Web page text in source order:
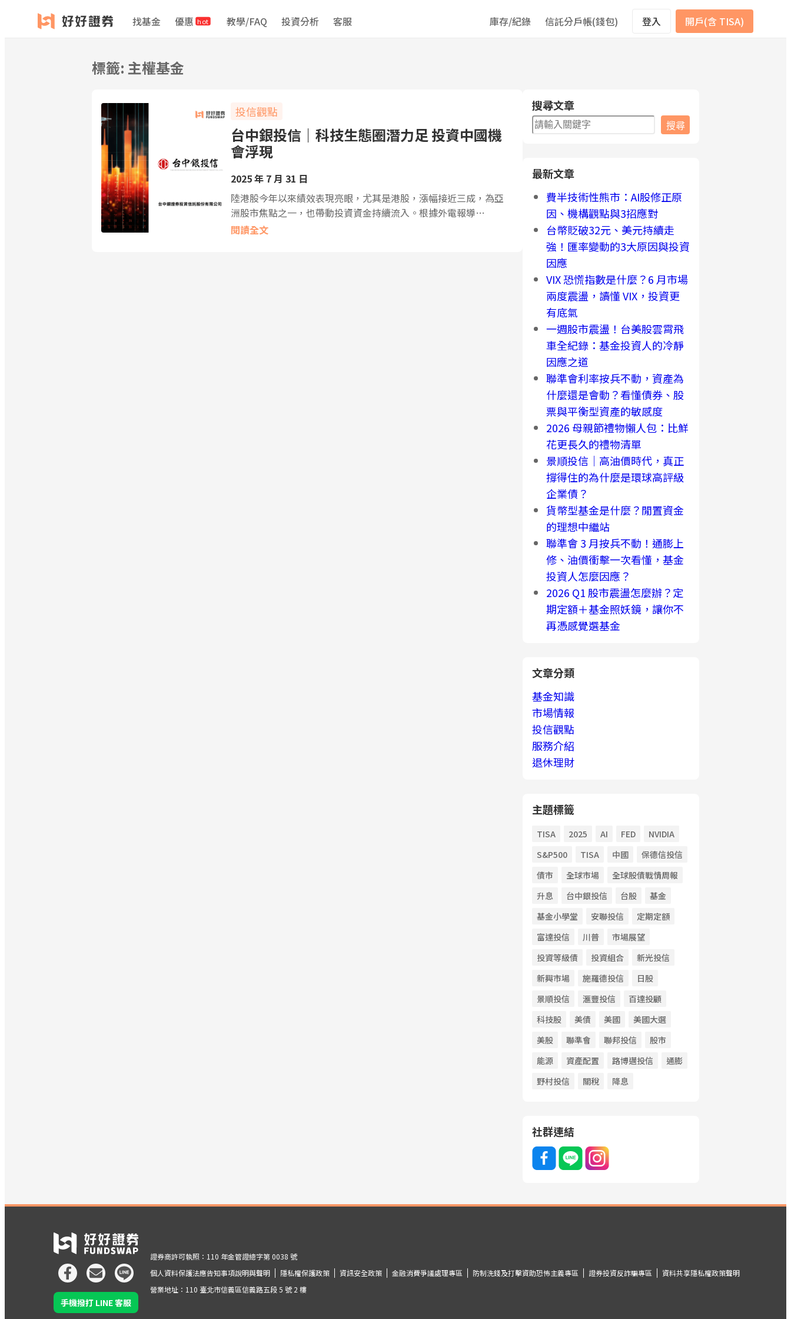
找基金 優惠 hot 教學/FAQ 投資分析 客服 庫存/紀錄 信託分戶帳(錢包) 登入 開戶(含 TISA)
標籤: 主權基金
投信觀點
台中銀投信｜科技生態圈潛力足 投資中國機
會浮現
2025 年 7 月 31 日
陸港股今年以來績效表現亮眼，尤其是港股，漲幅接近三成，為亞
洲股市焦點之一，也帶動投資資金持續流入。根據外電報導…
閱讀全文
搜尋文章
搜
尋
搜尋
最新文章
費半技術性熊市：AI股修正原
因、機構觀點與3招應對
台幣貶破32元、美元持續走
強！匯率變動的3大原因與投資
因應
VIX 恐慌指數是什麼？6 月市場
兩度震盪，讀懂 VIX，投資更
有底氣
一週股市震盪！台美股雲霄飛
車全紀錄：基金投資人的冷靜
因應之道
聯準會利率按兵不動，資產為
什麼還是會動？看懂債券、股
票與平衡型資產的敏感度
2026 母親節禮物懶人包：比鮮
花更長久的禮物清單
景順投信｜高油價時代，真正
撐得住的為什麼是環球高評級
企業債？
貨幣型基金是什麼？閒置資金
的理想中繼站
聯準會 3 月按兵不動！通膨上
修、油價衝擊一次看懂，基金
投資人怎麼因應？
2026 Q1 股市震盪怎麼辦？定
期定額＋基金照妖鏡，讓你不
再憑感覺選基金
文章分類
基金知識
市場情報
投信觀點
服務介紹
退休理財
主題標籤
TISA 2025 AI FED
NVIDIA
S&P500
TISA 中國
保德信投信
債市
全球市場
全球股債戰情周報
升息
台中銀投信 台股
基金
基金小學堂
安聯投信
定期定額
富達投信
川普
市場展望
投資等級債
投資組合
新光投信
新興市場
施羅德投信
日股
景順投信
滙豐投信
百達投顧
科技股
美債 美國
美國大選
美股
聯準會 聯邦投信
股市
能源
資產配置 路博邁投信
通膨
野村投信
關稅 降息
社群連結
手機撥打 LINE 客服
證券商許可執照：110 年金管證總字第 0038 號
個人資料保護法應告知事項說明與聲明
隱私權保護政策 資訊安全政策 金融消費爭議處理專區 防制洗錢及打擊資助恐怖主義專區 證券投資反詐騙專區
資料共享隱私權政策聲明
營業地址：110 臺北市信義區信義路五段 5 號 2 樓